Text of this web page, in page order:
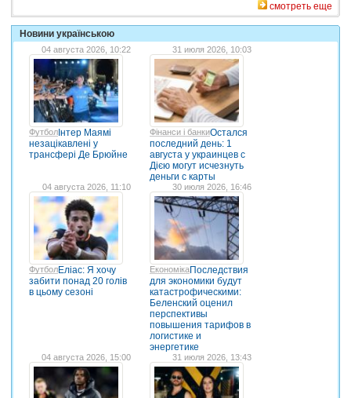
смотреть еще
Новини українською
04 августа 2026, 10:22
Футбол Інтер Маямі
незацікавлені у
трансфері Де Брюйне
31 июля 2026, 10:03
Фінанси і банкиОстался
последний день: 1
августа у украинцев с
Дією могут исчезнуть
деньги с карты
04 августа 2026, 11:10
ФутболЕліас: Я хочу
забити понад 20 голів
в цьому сезоні
30 июля 2026, 16:46
ЕкономікаПоследствия
для экономики будут
катастрофическими:
Беленский оценил
перспективы
повышения тарифов в
логистике и
энергетике
04 августа 2026, 15:00 31 июля 2026, 13:43